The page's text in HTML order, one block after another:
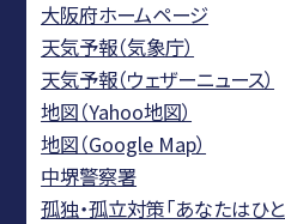
大阪府ホームページ
天気予報（気象庁）
天気予報（ウェザーニュース）
地図（Yahoo地図）
地図（Google Map）
中堺警察署
孤独・孤立対策「あなたはひと